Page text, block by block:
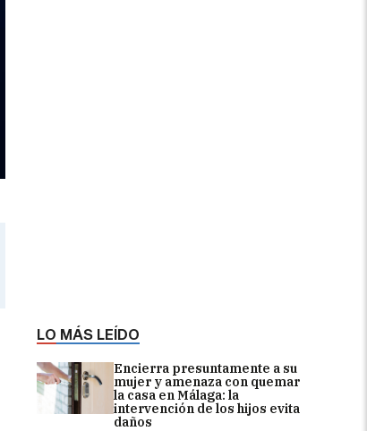
LO MÁS LEÍDO
Encierra presuntamente a su
mujer y amenaza con quemar
la casa en Málaga: la
intervención de los hijos evita
daños